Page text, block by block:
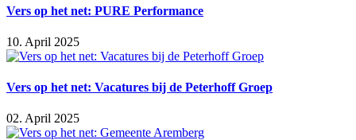
Vers op het net: PURE Performance
10. April 2025
Vers op het net: Vacatures bij de Peterhoff Groep
02. April 2025